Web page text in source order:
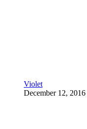
Violet
December 12, 2016